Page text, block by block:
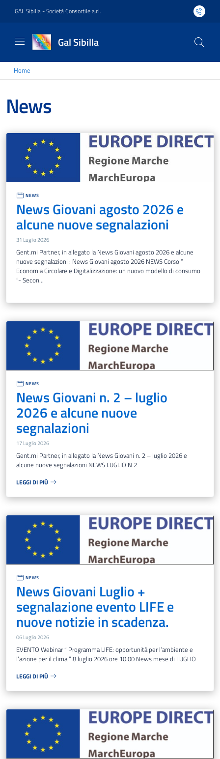
GAL Sibilla - Società Consortile a.r.l.
Gal Sibilla
Home
News
NEWS
News Giovani agosto 2026 e
alcune nuove segnalazioni
31 Luglio 2026
Gent.mi Partner, in allegato la News Giovani agosto 2026 e alcune
nuove segnalazioni : News Giovani agosto 2026 NEWS Corso “
Economia Circolare e Digitalizzazione: un nuovo modello di consumo
”- Secon...
NEWS
News Giovani n. 2 – luglio
2026 e alcune nuove
segnalazioni
17 Luglio 2026
Gent.mi Partner, in allegato la News Giovani n. 2 – luglio 2026 e
alcune nuove segnalazioni NEWS LUGLIO N 2
LEGGI DI PIÙ
NEWS
News Giovani Luglio +
segnalazione evento LIFE e
nuove notizie in scadenza.
06 Luglio 2026
EVENTO Webinar “ Programma LIFE: opportunità per l’ambiente e
l’azione per il clima ” 8 luglio 2026 ore 10.00 News mese di LUGLIO
LEGGI DI PIÙ